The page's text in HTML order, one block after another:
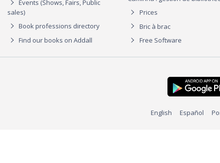
Events (Shows, Fairs, Public
sales)
Book professions directory
Find our books on Addall
Prices
Bric à brac
Free Software
English Español